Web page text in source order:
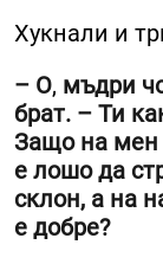
Хукнали и
– О, мъдри
брат. – Ти
Защо на мен
е лошо да
склон, а на
е добре?